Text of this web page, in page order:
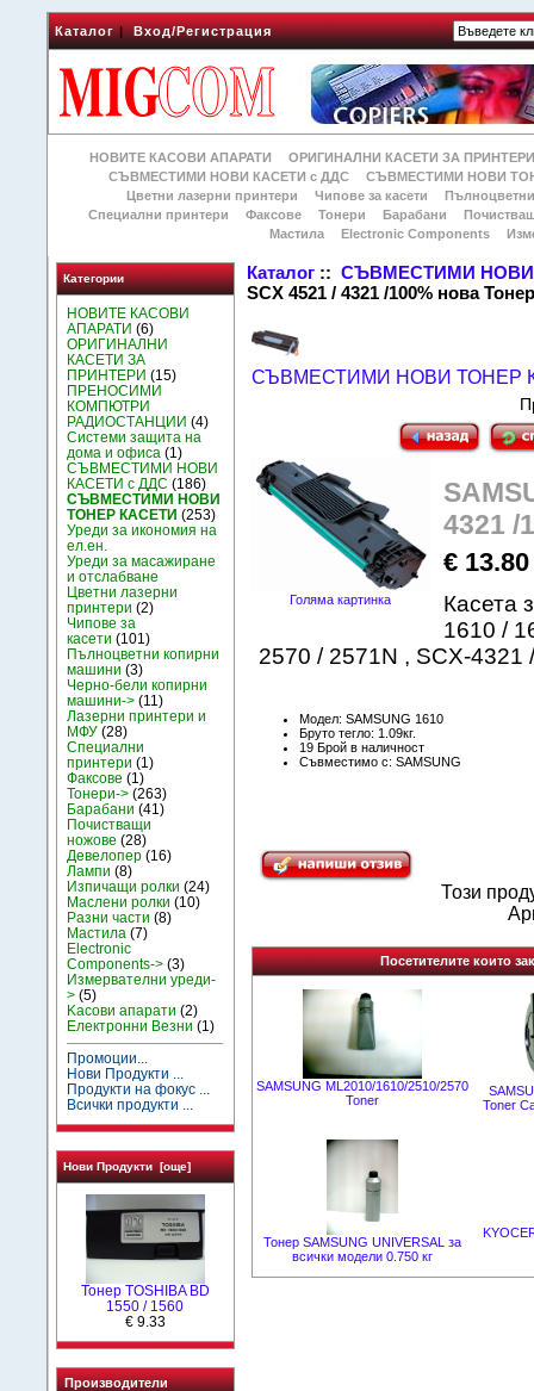
Каталог|Вход/Регистрация
НОВИТЕ КАСОВИ АПАРАТИ
ОРИГИНАЛНИ КАСЕТИ ЗА
СЪВМЕСТИМИ НОВИ КАСЕТИ с ДДС
СЪВМЕСТИМИ НОВИ
Цветни лазерни принтери
Чипове за касети
Специални принтери
Факсове Тонери Барабани
Мастила
Electronic Components
Категории
НОВИТЕ КАСОВИ
АПАРАТИ (6)
ОРИГИНАЛНИ
КАСЕТИ ЗА
ПРИНТЕРИ (15)
ПРЕНОСИМИ
КОМПЮТРИ
РАДИОСТАНЦИИ (4)
Системи защита на
дома и офиса (1)
СЪВМЕСТИМИ НОВИ
КАСЕТИ с ДДС (186)
СЪВМЕСТИМИ НОВИ
ТОНЕР КАСЕТИ (253)
Уреди за икономия на
ел.ен.
Уреди за масажиране
и отслабване
Цветни лазерни
принтери (2)
Чипове за
касети (101)
Пълноцветни копирни
машини (3)
Черно-бели копирни
машини-> (11)
Лазерни принтери и
МФУ (28)
Специални
принтери (1)
Факсове (1)
Тонери-> (263)
Барабани (41)
Почистващи
ножове (28)
Девелопер (16)
Лампи (8)
Изпичащи ролки (24)
Маслени ролки (10)
Разни части (8)
Мастила (7)
Electronic
Components-> (3)
Измервателни уреди-
> (5)
Kасови апарати (2)
Електронни Везни (1)
Промоции...
Нови Продукти ...
Продукти на фокус ...
Всички продукти ...
Нови Продукти [още]
Тонер TOSHIBA BD
1550 / 1560
€ 9.33
Производители
Каталог ::СЪВМЕСТИМИ НОВИ
SCX 4521 / 4321 /100% нова
СЪВМЕСТИМИ НОВИ ТОНЕР
Голяма картинка
4321 /
€ 13.80
Касета
1610 /
2570 / 2571N , SCX-
Модел: SAMSUNG 1610
Бруто тегло: 1.09кг.
19 Брой в наличност
Съвместимо с: SAMSUNG
Този
Посетителите които
SAMSUNG ML2010/1610/2510/2570
Toner
Toner
Тонер SAMSUNG UNIVERSAL за
всички модели 0.750 кг